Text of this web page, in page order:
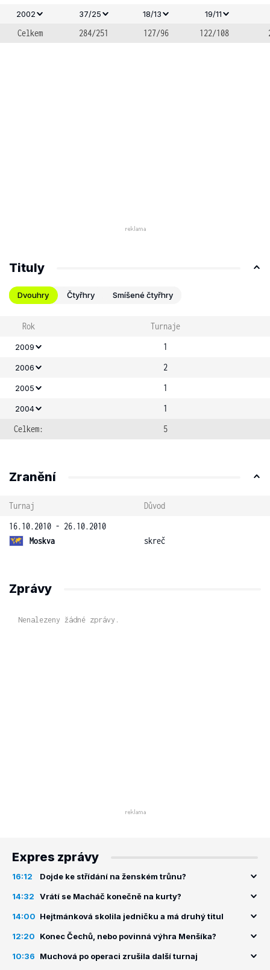
2002
37/25 18/13 19/11
Celkem 284/251 127/96 122/108
Tituly
Dvouhry Čtyřhry Smíšené čtyřhry
Rok Turnaje
2009 1
2006 2
2005 1
2004
1
Celkem:
5
Zranění
Turnaj
Důvod
16.10.2010 - 26.10.2010
Moskva
skreč
Zprávy
Nenalezeny žádné zprávy.
Expres zprávy
16:12 Dojde ke střídání na ženském trůnu?
14:32 Vrátí se Macháč konečně na kurty?
14:00 Hejtmánková skolila jedničku a má druhý titul
12:20 Konec Čechů, nebo povinná výhra Menšíka?
10:36 Muchová po operaci zrušila další turnaj